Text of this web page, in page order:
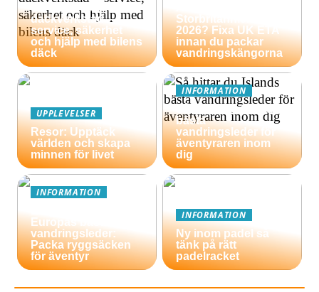
Så väljer du rätt
däckverkstad –
service, säkerhet
och hjälp med bilens
däck
Storbritannien
2026? Fixa UK ETA
innan du packar
vandringskängorna
UPPLEVELSER
Resor: Upptäck
världen och skapa
minnen för livet
INFORMATION
Så hittar du Islands
bästa
vandringsleder för
äventyraren inom
dig
INFORMATION
Europas bästa
vandringsleder:
Packa ryggsäcken
för äventyr
INFORMATION
Ny inom padel så
tänk på rätt
padelracket